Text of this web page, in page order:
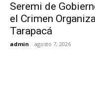
Seremi de
el Crimen
Tarapacá
admin - agosto 7, 2026